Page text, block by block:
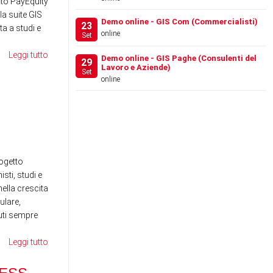
suite GIS
a studi e
Leggi tutto
studi e
crescita
sempre
Leggi tutto
FESTIVAL DEL LAVORO
23
Set
Demo online - GIS Com (Commercialisti)
online
29
Set
Demo online - GIS Paghe (Consulenti del
Lavoro e Aziende)
online